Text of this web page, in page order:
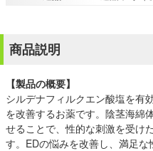
商品説明
【製品の概要】
シルデナフィルクエン酸塩を有
を改善するお薬です。陰茎海綿
せることで、性的な刺激を受け
す。EDの悩みを改善し、満足な